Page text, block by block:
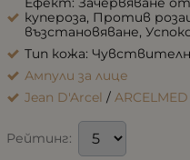
купероза, Против
възстановяване,
Тип кожа:
Ампули за лице
Jean D'Arcel / ARCELMED
Рейтинг: